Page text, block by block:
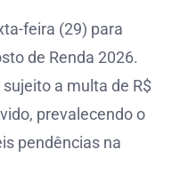
feira (29) para
de Renda 2026.
a multa de R$
prevalecendo o
pendências na